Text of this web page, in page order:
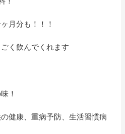
月分も！！！
く飲んでくれます
！
健康、重病予防、生活習慣病